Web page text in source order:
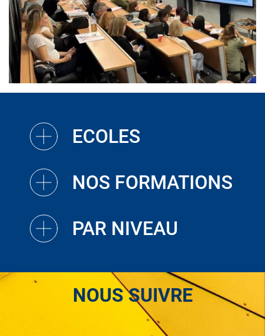
ECOLES
NOS FORMATIONS
PAR NIVEAU
NOUS SUIVRE